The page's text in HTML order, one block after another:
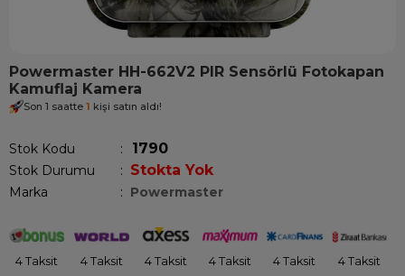
Powermaster HH-662V2 PIR Sensörlü Fotokapan
Kamuflaj Kamera
Son 1 saatte 1 kişi satın aldı!
Stok Kodu 1790
Stok Durumu : Stokta Yok
Marka : Powermaster
4 Taksit 4 Taksit 4 Taksit 4 Taksit 4 Taksit 4 Taksit